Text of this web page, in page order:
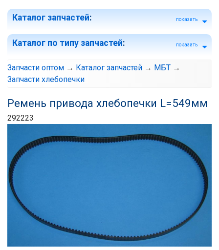
Каталог запчастей: показать
Каталог по типу запчастей: показать
Запчасти оптом → Каталог запчастей → МБТ →
Запчасти хлебопечки
Ремень привода хлебопечки L=549мм
292223